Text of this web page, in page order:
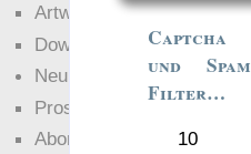
Captcha
und
Filter…
10
Artwork
Downloads
Neuigkeiten
Prosa
Abonnieren